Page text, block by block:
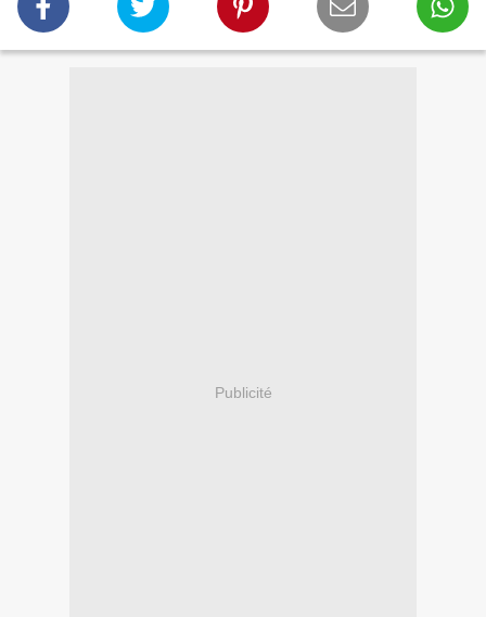
Publicité